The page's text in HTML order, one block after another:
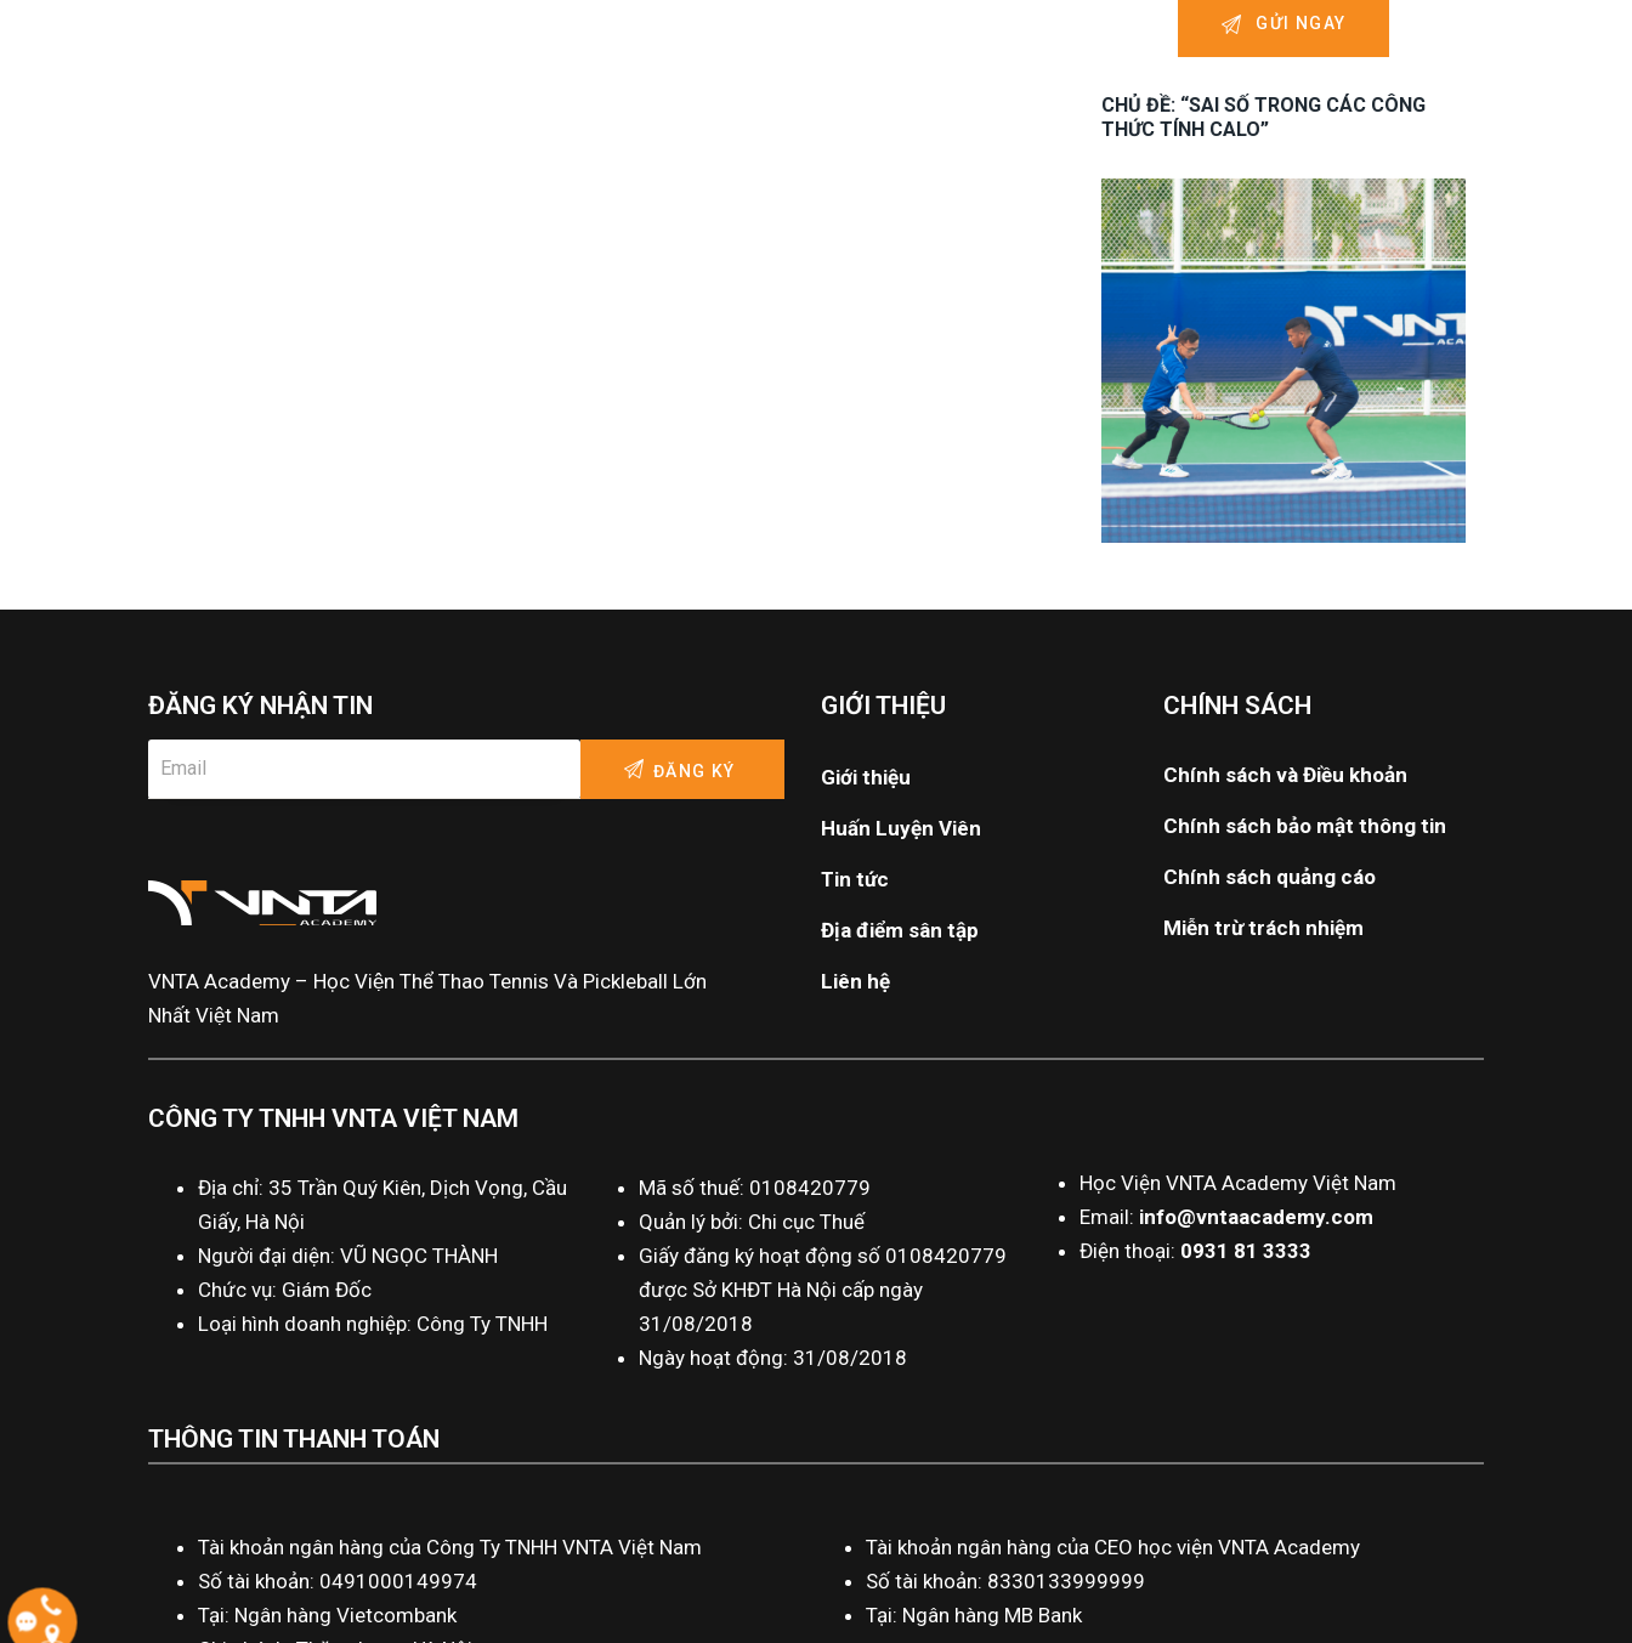
CHỦ ĐỀ: “SAI SỐ TRONG CÁC CÔNG
THỨC TÍNH CALO”
ĐĂNG KÝ NHẬN TIN
VNTA Academy – Học Viện Thể Thao Tennis Và Pickleball Lớn
Nhất Việt Nam
GIỚI THIỆU
Giới thiệu
Huấn Luyện Viên
Tin tức
Địa điểm sân tập
Liên hệ
CHÍNH SÁCH
Chính sách và Điều khoản
Chính sách bảo mật thông tin
Chính sách quảng cáo
Miễn trừ trách nhiệm
CÔNG TY TNHH VNTA VIỆT NAM
Địa chỉ: 35 Trần Quý Kiên, Dịch Vọng, Cầu
Giấy, Hà Nội
Người đại diện: VŨ NGỌC THÀNH
Chức vụ: Giám Đốc
Loại hình doanh nghiệp: Công Ty TNHH
Mã số thuế: 0108420779
Quản lý bởi: Chi cục Thuế
Giấy đăng ký hoạt động số 0108420779
được Sở KHĐT Hà Nội cấp ngày
31/08/2018
Ngày hoạt động: 31/08/2018
Học Viện VNTA Academy Việt Nam
Email: info@vntaacademy.com
Điện thoại: 0931 81 3333
THÔNG TIN THANH TOÁN
Tài khoản ngân hàng của Công Ty TNHH VNTA Việt Nam
Số tài khoản: 0491000149974
Tại: Ngân hàng Vietcombank
Tài khoản ngân hàng của CEO học viện VNTA Academy
Số tài khoản: 8330133999999
Tại: Ngân hàng MB Bank